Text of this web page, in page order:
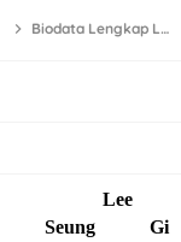
Biodata Lengkap Lee Seung Gi
Lee
Seung Gi